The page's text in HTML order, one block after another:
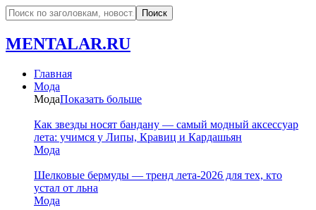
MENTALAR.RU
Главная
Мода
МодаПоказать больше
Как звезды носят бандану — самый модный аксессуар
лета: учимся у Липы, Кравиц и Кардашьян
Мода
Шелковые бермуды — тренд лета-2026 для тех, кто
устал от льна
Мода